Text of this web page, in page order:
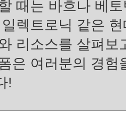
때는 바흐나 베
렉트로닉 같은
리소스를 살펴
은 여러분의 경
!